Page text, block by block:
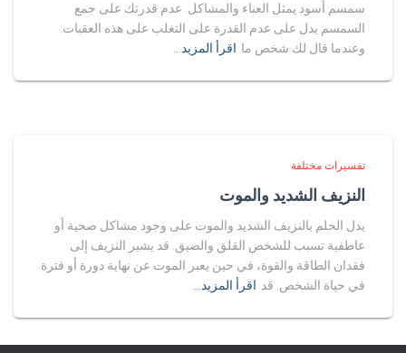
سمسم أسود يمثل العناء والمشاكل. عدم قدرتك على جمع
السمسم يدل على عدم القدرة على التغلب على هذه العقبات.
وعندما قال لك شخص ما اقرأ المزيد…
تفسيرات مختلفة
النزيف الشديد والموت
يدل الحلم بالنزيف الشديد والموت على وجود مشاكل صحية أو
عاطفية تسبب للشخص القلق والضيق. قد يشير النزيف إلى
فقدان الطاقة والقوة، في حين يعبر الموت عن نهاية دورة أو فترة
في حياة الشخص. قد اقرأ المزيد…